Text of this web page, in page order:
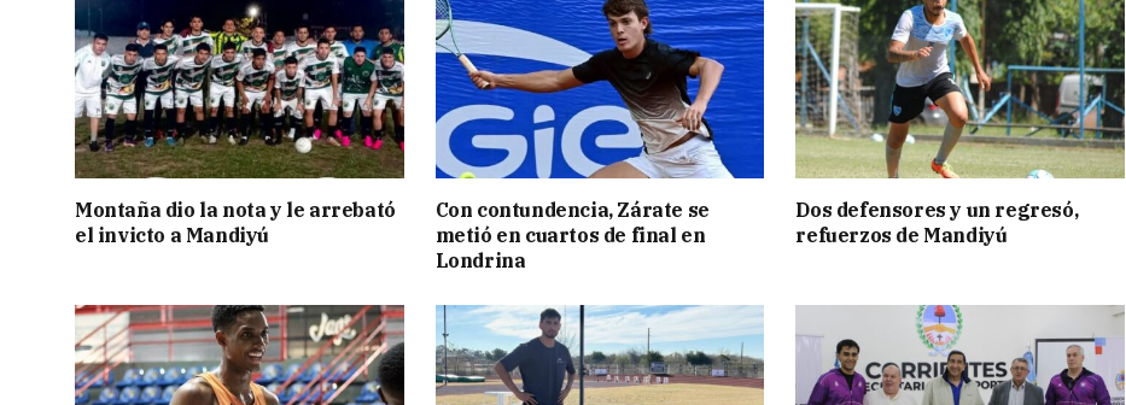
Montaña dio la nota y le arrebató
el invicto a Mandiyú
Con contundencia, Zárate se
metió en cuartos de final en
Londrina
Dos defensores y un regresó,
refuerzos de Mandiyú